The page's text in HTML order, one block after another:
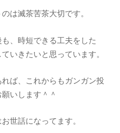
は滅茶苦茶大切です。
、時短できる工夫をした
いきたいと思っています。
ば、これからもガンガン投
いします＾＾
世話になってます。